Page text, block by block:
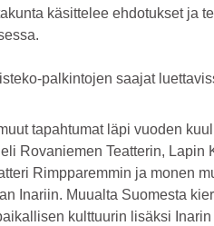
käsittelee ehdotukset ja
palkintojen saajat
tapahtumat läpi vuoden
Rovaniemen Teatterin, Lapin
Rimpparemmin ja monen
Inariin. Muualta Suomesta
kulttuurin lisäksi